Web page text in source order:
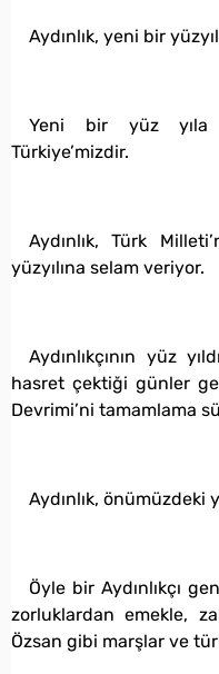
Aydınlık, yeni bir
Yeni bir yüz yıla
Türkiye’mizdir.
Aydınlık, Türk
yüzyılına selam veriyor.
Aydınlıkçının yüz
hasret çektiği günler
Devrimi’ni tamamlama
Aydınlık, önümüzdeki
Öyle bir Aydınlıkçı
zorluklardan emekle,
Özsan gibi marşlar ve